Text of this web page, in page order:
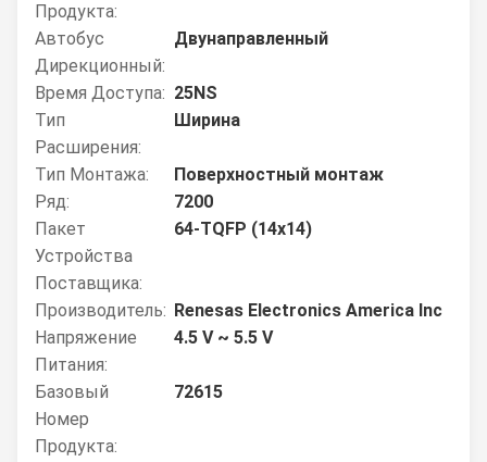
Продукта:
Автобус
Дирекционный:
Двунаправленный
Время Доступа: 25NS
Тип
Расширения:
Ширина
Тип Монтажа:
Поверхностный монтаж
Ряд:
7200
Пакет
Устройства
Поставщика:
64-TQFP (14x14)
Производитель: Renesas Electronics America Inc
Напряжение
Питания:
4.5 V ~ 5.5 V
Базовый
Номер
Продукта:
72615